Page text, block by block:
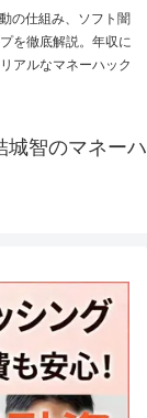
の仕組み、ソフト闇
を徹底解説。年収に
アルなマネーハック
城智のマネーハ